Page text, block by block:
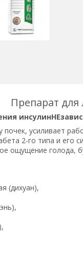
Препарат для
почек, усиливает
2-го типа и
ощущение голода,
(дихуан),